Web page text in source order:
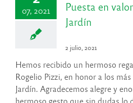
07, 2021
Puesta en
Jardín
2 julio, 2021
Hemos recibido un hermoso
Rogelio Pizzi, en honor a los
Jardín. Agradecemos alegre y
hermoso gesto que sin dudas lo